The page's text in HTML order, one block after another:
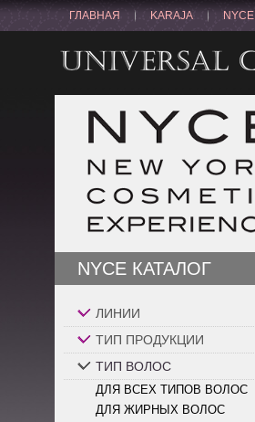
ГЛАВНАЯ KARAJA NYCE
NYCE КАТАЛОГ
ЛИНИИ
ТИП ПРОДУКЦИИ
ТИП ВОЛОС
ДЛЯ ВСЕХ ТИПОВ ВОЛОС
ДЛЯ ЖИРНЫХ ВОЛОС